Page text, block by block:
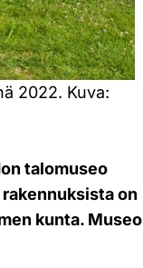
2022. Kuva:
talomuseo
on
kunta. Museo